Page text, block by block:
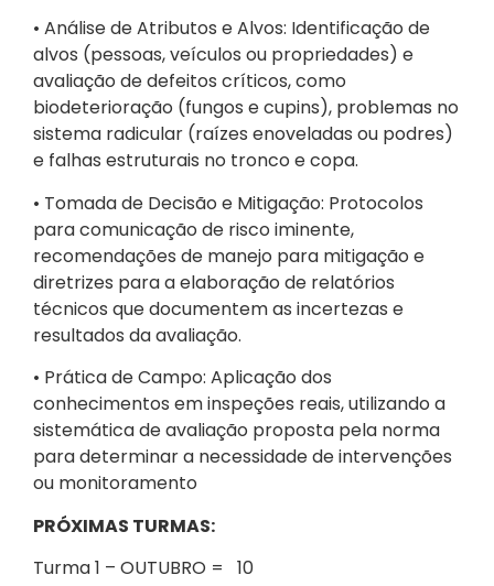
• Análise de Atributos e Alvos: Identificação de
alvos (pessoas, veículos ou propriedades) e
avaliação de defeitos críticos, como
biodeterioração (fungos e cupins), problemas no
sistema radicular (raízes enoveladas ou podres)
e falhas estruturais no tronco e copa.
• Tomada de Decisão e Mitigação: Protocolos
para comunicação de risco iminente,
recomendações de manejo para mitigação e
diretrizes para a elaboração de relatórios
técnicos que documentem as incertezas e
resultados da avaliação.
• Prática de Campo: Aplicação dos
conhecimentos em inspeções reais, utilizando a
sistemática de avaliação proposta pela norma
para determinar a necessidade de intervenções
ou monitoramento
PRÓXIMAS TURMAS:
Turma 1 – OUTUBRO = 10